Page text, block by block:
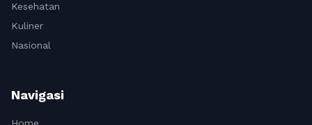
Kesehatan
Kuliner
Nasional
Navigasi